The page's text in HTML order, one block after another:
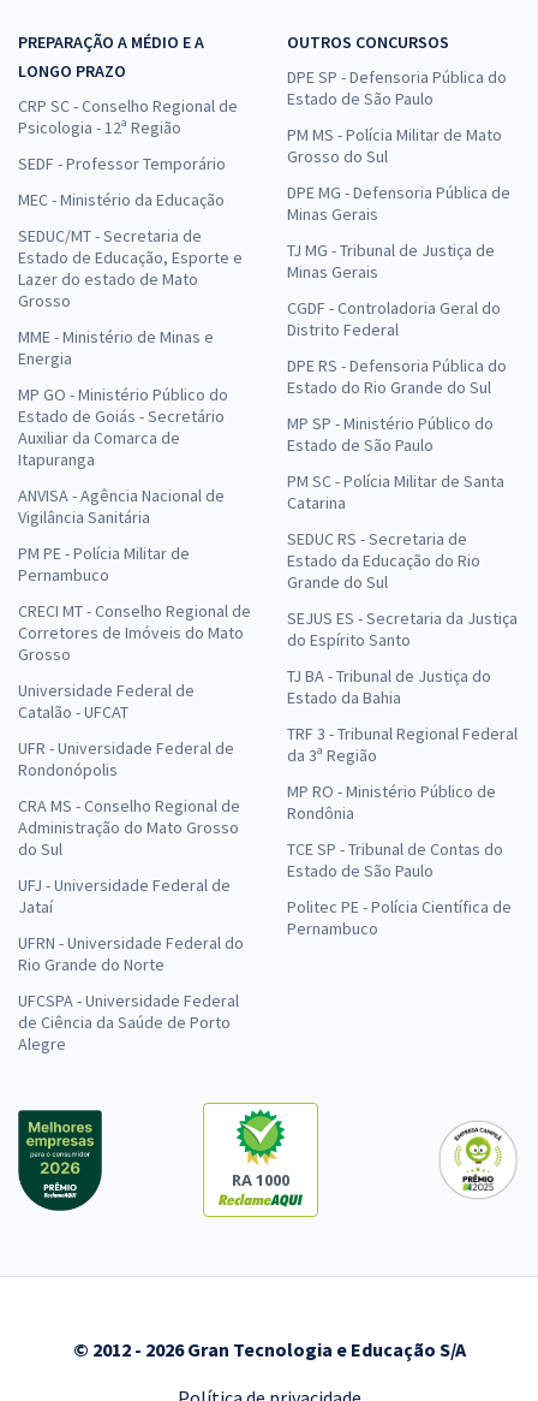
PREPARAÇÃO A MÉDIO E A
LONGO PRAZO
CRP SC - Conselho Regional de
Psicologia - 12ª Região
SEDF - Professor Temporário
MEC - Ministério da Educação
SEDUC/MT - Secretaria de
Estado de Educação, Esporte e
Lazer do estado de Mato
Grosso
MME - Ministério de Minas e
Energia
MP GO - Ministério Público do
Estado de Goiás - Secretário
Auxiliar da Comarca de
Itapuranga
ANVISA - Agência Nacional de
Vigilância Sanitária
PM PE - Polícia Militar de
Pernambuco
CRECI MT - Conselho Regional de
Corretores de Imóveis do Mato
Grosso
Universidade Federal de
Catalão - UFCAT
UFR - Universidade Federal de
Rondonópolis
CRA MS - Conselho Regional de
Administração do Mato Grosso
do Sul
UFJ - Universidade Federal de
Jataí
UFRN - Universidade Federal do
Rio Grande do Norte
UFCSPA - Universidade Federal
de Ciência da Saúde de Porto
Alegre
OUTROS CONCURSOS
DPE SP - Defensoria Pública do
Estado de São Paulo
PM MS - Polícia Militar de Mato
Grosso do Sul
DPE MG - Defensoria Pública de
Minas Gerais
TJ MG - Tribunal de Justiça de
Minas Gerais
CGDF - Controladoria Geral do
Distrito Federal
DPE RS - Defensoria Pública do
Estado do Rio Grande do Sul
MP SP - Ministério Público do
Estado de São Paulo
PM SC - Polícia Militar de Santa
Catarina
SEDUC RS - Secretaria de
Estado da Educação do Rio
Grande do Sul
SEJUS ES - Secretaria da Justiça
do Espírito Santo
TJ BA - Tribunal de Justiça do
Estado da Bahia
TRF 3 - Tribunal Regional Federal
da 3ª Região
MP RO - Ministério Público de
Rondônia
TCE SP - Tribunal de Contas do
Estado de São Paulo
Politec PE - Polícia Científica de
Pernambuco
RA 1000
© 2012 - 2026 Gran Tecnologia e Educação S/A